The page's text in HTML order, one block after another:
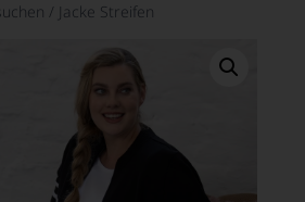
/ Jacke Streifen